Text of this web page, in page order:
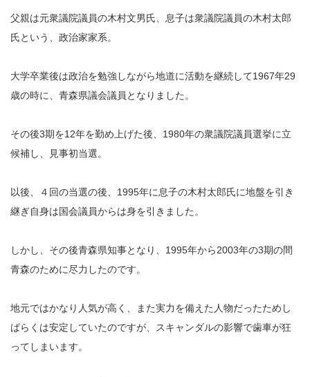
父親は元衆議院議員の木村文男氏、息子は衆議院議員の木村太郎
氏という、政治家家系。
大学卒業後は政治を勉強しながら地道に活動を継続して1967年29
歳の時に、青森県議会議員となりました。
その後3期を12年を勤め上げた後、1980年の衆議院議員選挙に立
候補し、見事初当選。
以後、４回の当選の後、1995年に息子の木村太郎氏に地盤を引き
継ぎ自身は国会議員からは身を引きました。
しかし、その後青森県知事となり、1995年から2003年の3期の間
青森のために尽力したのです。
地元ではかなり人気が高く、また実力を備えた人物だったためし
ばらくは安定していたのですが、スキャンダルの影響で歯車が狂
ってしまいます。